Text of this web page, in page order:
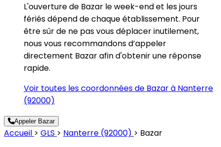
L'ouverture de Bazar le week-end et les jours
fériés dépend de chaque établissement. Pour
être sûr de ne pas vous déplacer inutilement,
nous vous recommandons d’appeler
directement Bazar afin d'obtenir une réponse
rapide.
Voir toutes les coordonnées de Bazar à Nanterre
(92000)
Appeler Bazar
Accueil > GLS > Nanterre (92000) > Bazar